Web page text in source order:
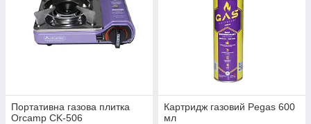
Портативна газова плитка
Orcamp CK-506
Картридж газовий Pegas 600
мл